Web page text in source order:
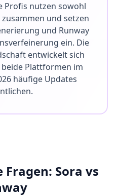
Profis nutzen sowohl
und setzen
und Runway
ein. Die
entwickelt sich
Plattformen im
häufige Updates
Sora vs